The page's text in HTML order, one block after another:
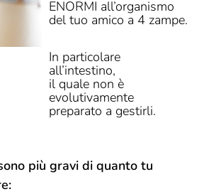
ENORMI all’organismo
del tuo amico a 4 zampe.
In particolare
all’intestino,
il quale non è
evolutivamente
preparato a gestirli.
più gravi di quanto tu